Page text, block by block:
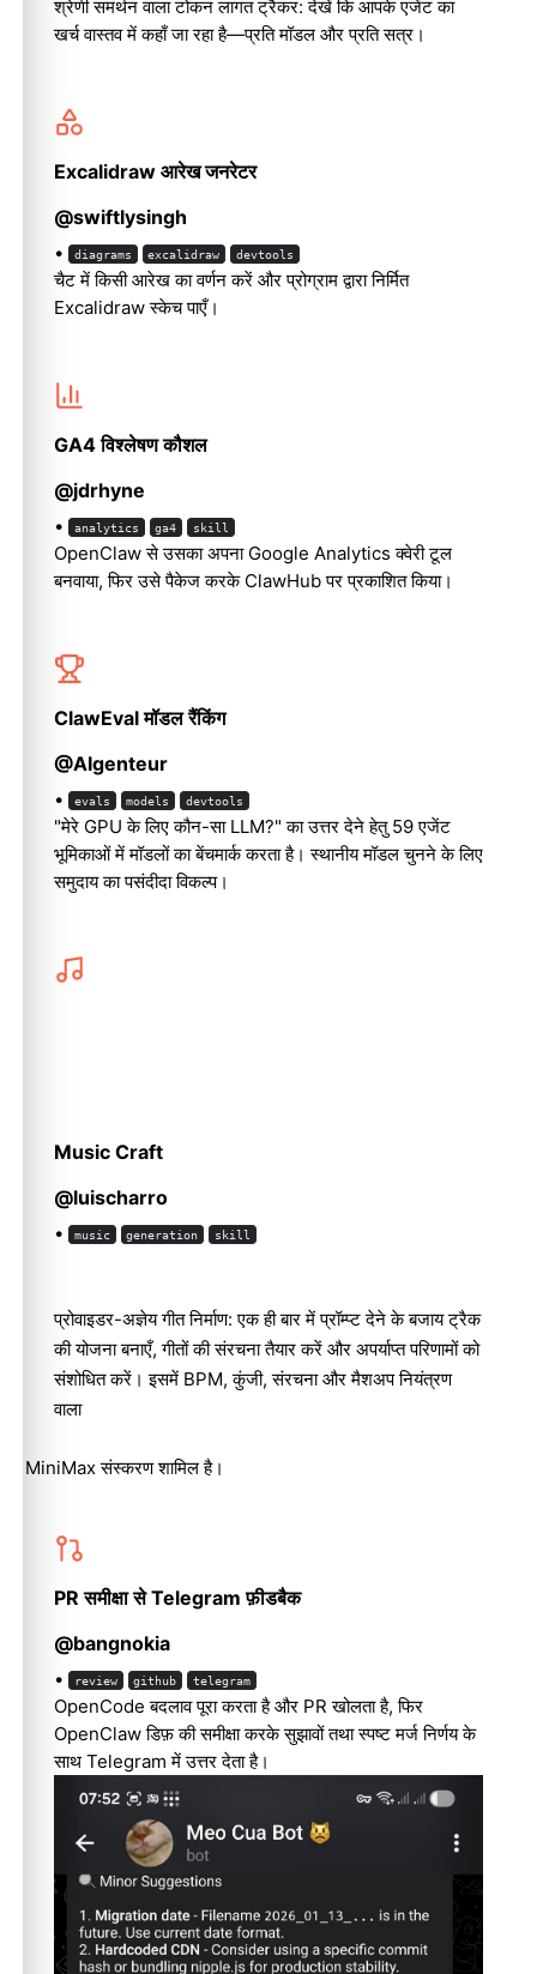
श्रेणी समर्थन वाला टोकन लागत ट्रैकर: देखें कि आपके एजेंट का
खर्च वास्तव में कहाँ जा रहा है—प्रति मॉडल और प्रति सत्र।
Excalidraw आरेख जनरेटर
@swiftlysingh
• diagrams excalidraw devtools
चैट में किसी आरेख का वर्णन करें और प्रोग्राम द्वारा निर्मित
Excalidraw स्केच पाएँ।
GA4 विश्लेषण कौशल
@jdrhyne
• analytics ga4 skill
OpenClaw से उसका अपना Google Analytics क्वेरी टूल
बनवाया, फिर उसे पैकेज करके ClawHub पर प्रकाशित किया।
ClawEval मॉडल रैंकिंग
@AIgenteur
• evals models devtools
"मेरे GPU के लिए कौन-सा LLM?" का उत्तर देने हेतु 59 एजेंट
भूमिकाओं में मॉडलों का बेंचमार्क करता है। स्थानीय मॉडल चुनने के लिए
समुदाय का पसंदीदा विकल्प।
Music Craft
@luischarro
• music generation skill
प्रोवाइडर-अज्ञेय गीत निर्माण: एक ही बार में प्रॉम्प्ट देने के बजाय ट्रैक
की योजना बनाएँ, गीतों की संरचना तैयार करें और अपर्याप्त परिणामों को
संशोधित करें। इसमें BPM, कुंजी, संरचना और मैशअप नियंत्रण
वाला
MiniMax संस्करणशामिल है।
PR समीक्षा से Telegram फ़ीडबैक
@bangnokia
• review github telegram
OpenCode बदलाव पूरा करता है और PR खोलता है, फिर
OpenClaw डिफ़ की समीक्षा करके सुझावों तथा स्पष्ट मर्ज निर्णय के
साथ Telegram में उत्तर देता है।